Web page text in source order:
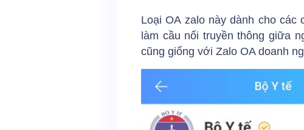
Loại OA zalo này dành cho
làm cầu nối truyền thông giữa
cũng giống với Zalo OA doanh